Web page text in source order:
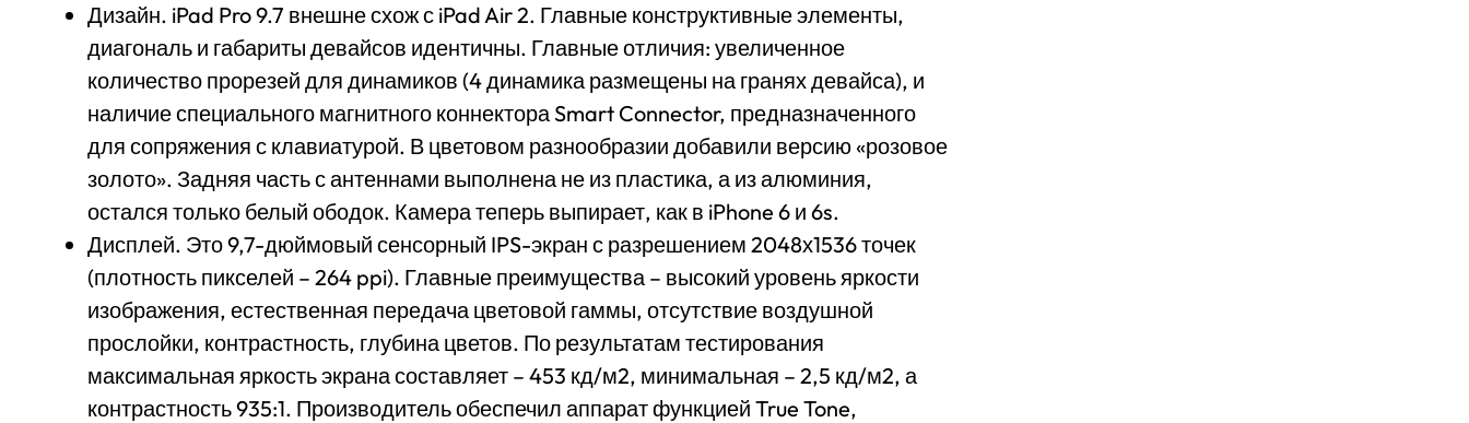
Дизайн. iPad Pro 9.7 внешне схож с iPad Air 2. Главные конструктивные элементы,
диагональ и габариты девайсов идентичны. Главные отличия: увеличенное
количество прорезей для динамиков (4 динамика размещены на гранях девайса), и
наличие специального магнитного коннектора Smart Connector, предназначенного
для сопряжения с клавиатурой. В цветовом разнообразии добавили версию «розовое
золото». Задняя часть с антеннами выполнена не из пластика, а из алюминия,
остался только белый ободок. Камера теперь выпирает, как в iPhone 6 и 6s.
Дисплей. Это 9,7-дюймовый сенсорный IPS-экран с разрешением 2048х1536 точек
(плотность пикселей – 264 ppi). Главные преимущества – высокий уровень яркости
изображения, естественная передача цветовой гаммы, отсутствие воздушной
прослойки, контрастность, глубина цветов. По результатам тестирования
максимальная яркость экрана составляет – 453 кд/м2, минимальная – 2,5 кд/м2, а
контрастность 935:1. Производитель обеспечил аппарат функцией True Tone,